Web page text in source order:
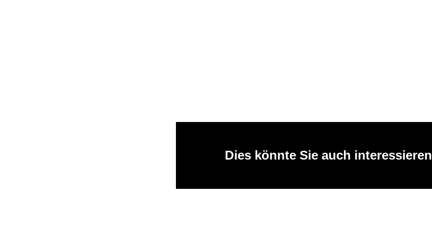
Dies könnte Sie auch interessieren